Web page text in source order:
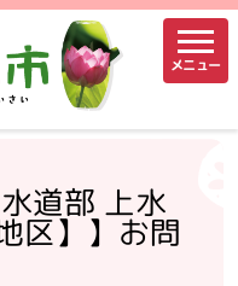
メニュー
道部 上水
区】】お問